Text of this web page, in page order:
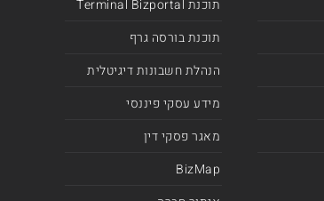
תוכנת Terminal Bizportal
תוכנת בורסה גרף
הנהלת חשבונות דיגיטלית
מידע עסקי פיננסי
מאגר פסקי דין
BizMap